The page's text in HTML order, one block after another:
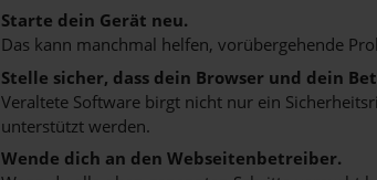
Starte dein Gerät neu.
Das kann manchmal helfen, vorübergehende
Stelle sicher, dass dein Browser und dein
Veraltete Software birgt nicht nur ein
unterstützt werden.
Wende dich an den Webseitenbetreiber.